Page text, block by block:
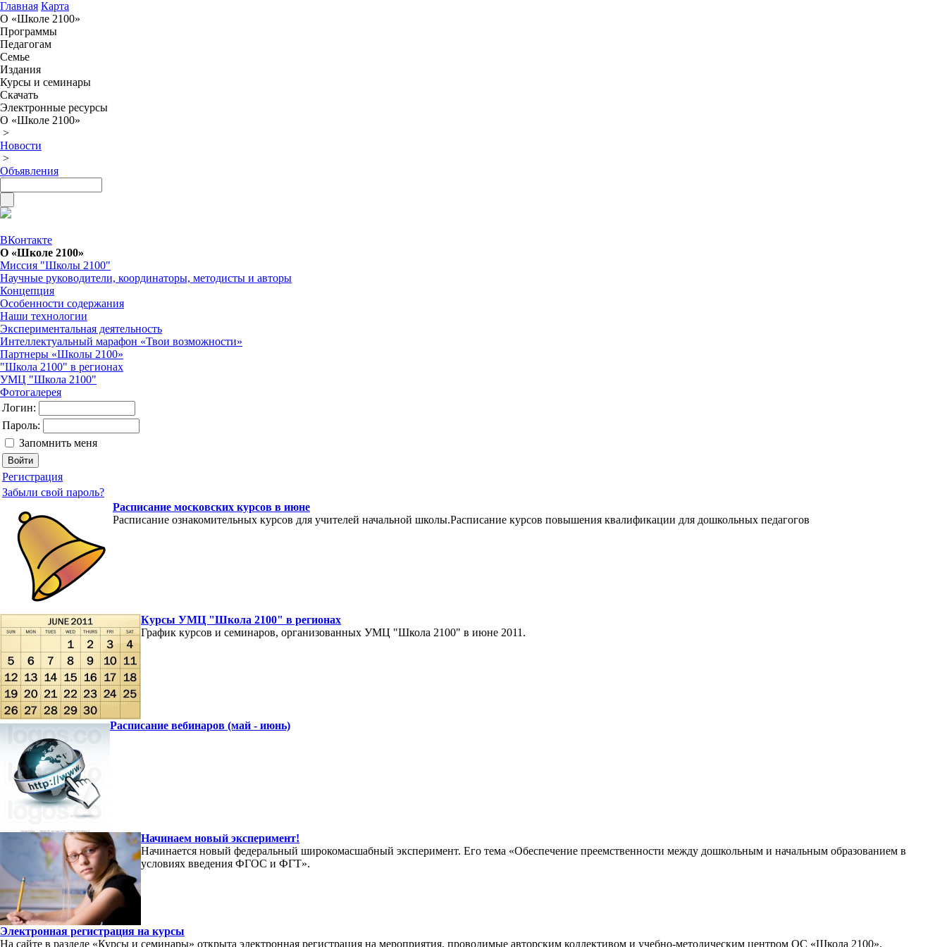
Главная Карта
О «Школе 2100»
Программы
Педагогам
Семье
Издания
Курсы и семинары
Скачать
Электронные ресурсы
О «Школе 2100»
>
Новости
>
Объявления
ВКонтакте
О «Школе 2100»
Миссия "Школы 2100"
Научные руководители, координаторы, методисты и авторы
Концепция
Особенности содержания
Наши технологии
Экспериментальная деятельность
Интеллектуальный марафон «Твои возможности»
Партнеры «Школы 2100»
"Школа 2100" в регионах
УМЦ "Школа 2100"
Фотогалерея
Логин:
Пароль:
Запомнить меня
Регистрация
Забыли свой пароль?
Расписание московских курсов в июне
Расписание ознакомительных курсов для учителей начальной школы.Расписание курсов повышения квалификации для дошкольных педагогов
Курсы УМЦ "Школа 2100" в регионах
График курсов и семинаров, организованных УМЦ "Школа 2100" в июне 2011.
Расписание вебинаров (май - июнь)
Начинаем новый эксперимент!
Начинается новый федеральный широкомасшабный эксперимент. Его тема «Обеспечение преемственности между дошкольным и начальным образованием в
условиях введения ФГОС и ФГТ».
Электронная регистрация на курсы
На сайте в разделе «Курсы и семинары» открыта электронная регистрация на мероприятия, проводимые авторским коллективом и учебно-методическим центром ОС «Школа 2100».